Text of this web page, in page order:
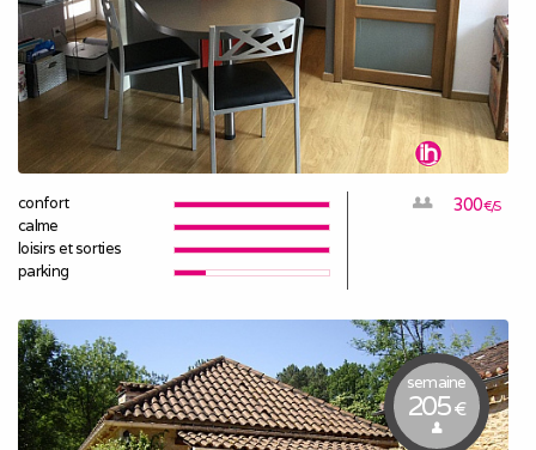
confort
calme
loisirs et sorties
parking
300€/S
semaine
205€